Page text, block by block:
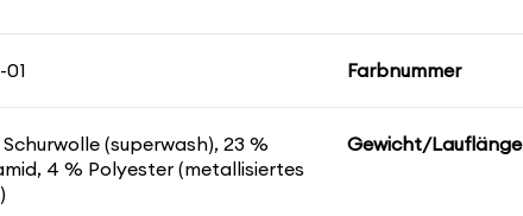
01 Farbnummer
(superwash), 23 %
4 % Polyester (metallisiertes
Gewicht/Lauflänge